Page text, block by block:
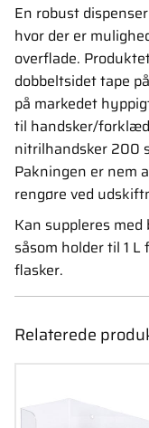
En robust
hvor der er
overflade.
dobbeltsidet tape
på markedet
til handsker/
nitrilhandsker 200
Pakningen er nem
rengøre ved
Kan suppleres
såsom holder til 1
flasker.
Relaterede